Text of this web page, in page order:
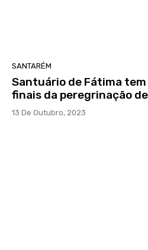
SANTARÉM
Santuário de Fátima
finais da peregrinação
13 De Outubro, 2023